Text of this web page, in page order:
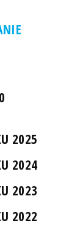
2025
2024
2023
2022